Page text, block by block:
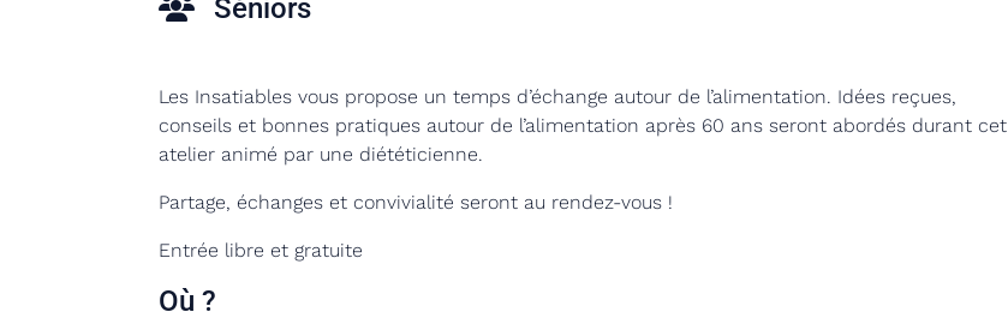
Séniors
Les Insatiables vous propose un temps d’échange autour de l’alimentation. Idées reçues,
conseils et bonnes pratiques autour de l’alimentation après 60 ans seront abordés durant cet
atelier animé par une diététicienne.
Partage, échanges et convivialité seront au rendez-vous !
Entrée libre et gratuite
Où ?